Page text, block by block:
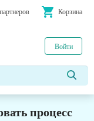
shopping_cart Корзина
Войти
процесс